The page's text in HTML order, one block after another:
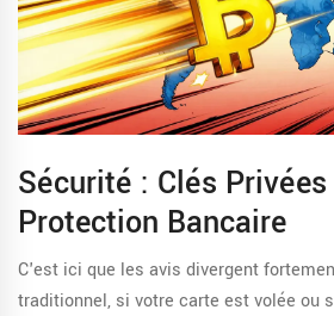
Sécurité : Clés Privées
Protection Bancaire
C'est ici que les avis divergent
traditionnel, si votre carte est volée ou